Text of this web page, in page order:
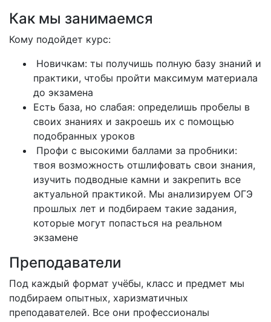
Как мы занимаемся
Кому подойдет курс:
Новичкам: ты получишь полную базу знаний и
практики, чтобы пройти максимум материала
до экзамена
Есть база, но слабая: определишь пробелы в
своих знаниях и закроешь их с помощью
подобранных уроков
Профи с высокими баллами за пробники:
твоя возможность отшлифовать свои знания,
изучить подводные камни и закрепить все
актуальной практикой. Мы анализируем ОГЭ
прошлых лет и подбираем такие задания,
которые могут попасться на реальном
экзамене
Преподаватели
Под каждый формат учёбы, класс и предмет мы
подбираем опытных, харизматичных
преподавателей. Все они профессионалы